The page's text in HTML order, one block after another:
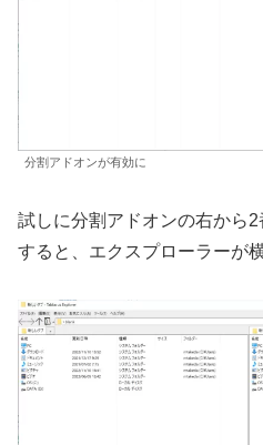
分割アドオンが有効に
試しに分割アドオンの右から
すると、エクスプローラーが